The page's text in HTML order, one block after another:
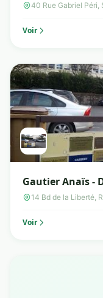
40 Rue Gabriel
Voir
Gautier Anaïs -
14 Bd de la Liberté,
Voir